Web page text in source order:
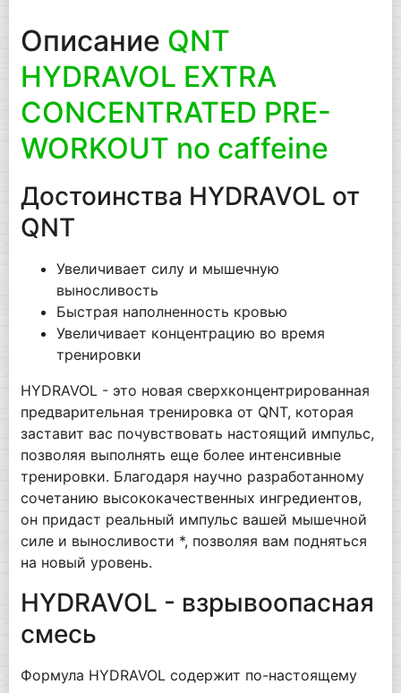
Описание QNT
HYDRAVOL EXTRA
CONCENTRATED PRE-
WORKOUT no caffeine
Достоинства HYDRAVOL от
QNT
Увеличивает силу и мышечную
выносливость
Быстрая наполненность кровью
Увеличивает концентрацию во время
тренировки
HYDRAVOL - это новая сверхконцентрированная
предварительная тренировка от QNT, которая
заставит вас почувствовать настоящий импульс,
позволяя выполнять еще более интенсивные
тренировки. Благодаря научно разработанному
сочетанию высококачественных ингредиентов,
он придаст реальный импульс вашей мышечной
силе и выносливости *, позволяя вам подняться
на новый уровень.
HYDRAVOL - взрывоопасная
смесь
Формула HYDRAVOL содержит по-настоящему